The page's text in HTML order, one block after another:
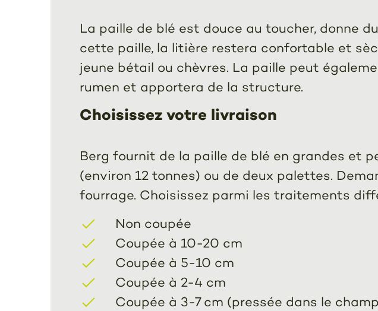
La paille de blé est douce au toucher, donne
cette paille, la litière restera confortable et
jeune bétail ou chèvres. La paille peut
rumen et apportera de la structure.
Choisissez votre livraison
Berg fournit de la paille de blé en grandes et
(environ 12 tonnes) ou de deux palettes.
fourrage. Choisissez parmi les traitements
Non coupée
Coupée à 10-20 cm
Coupée à 5-10 cm
Coupée à 2-4 cm
Coupée à 3-7 cm (pressée dans le